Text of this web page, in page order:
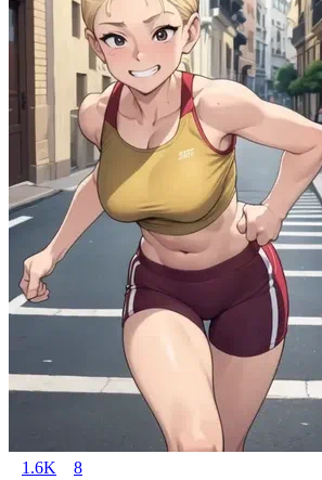
1.6K 8